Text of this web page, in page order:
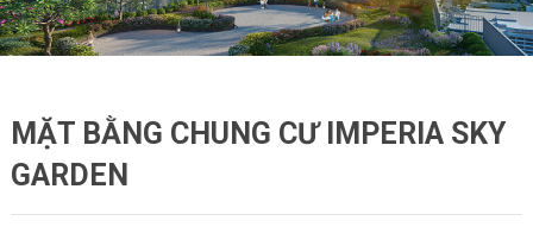
MẶT BẰNG CHUNG CƯ IMPERIA SKY
GARDEN